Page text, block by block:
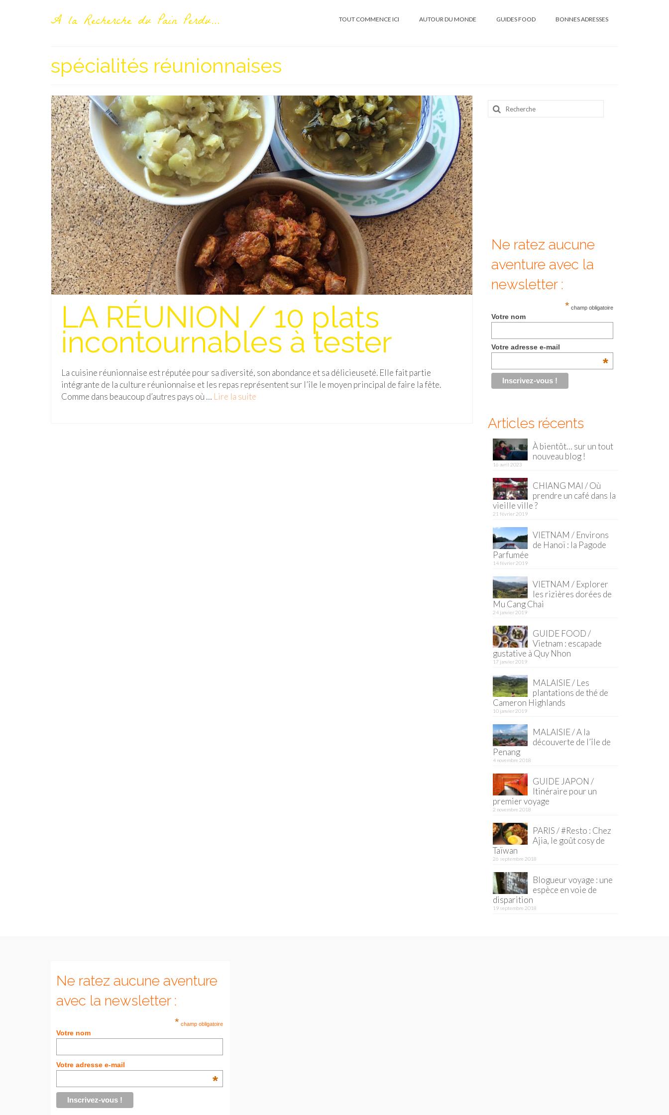
A la Recherche du Pain Perdu... TOUT COMMENCE ICI AUTOUR DU MONDE GUIDES FOOD BONNES ADRESSES
spécialités réunionnaises
LA RÉUNION / 10 plats
incontournables à tester
La cuisine réunionnaise est réputée pour sa diversité, son abondance et sa délicieuseté. Elle fait partie
intégrante de la culture réunionnaise et les repas représentent sur l’île le moyen principal de faire la fête.
Comme dans beaucoup d’autres pays où … Lire la suite­­
Rechercher
:
Ne ratez aucune
aventure avec la
newsletter :
* champ obligatoire
Votre nom
Votre adresse e-mail
*
Articles récents
À bientôt… sur un tout
nouveau blog !
16 avril 2023
CHIANG MAI / Où
prendre un café dans la
vieille ville ?
21 février 2019
VIETNAM / Environs
de Hanoï : la Pagode
Parfumée
14 février 2019
VIETNAM / Explorer
les rizières dorées de
Mu Cang Chai
24 janvier 2019
GUIDE FOOD /
Vietnam : escapade
gustative à Quy Nhon
17 janvier 2019
MALAISIE / Les
plantations de thé de
Cameron Highlands
10 janvier 2019
MALAISIE / A la
découverte de l’île de
Penang
4 novembre 2018
GUIDE JAPON /
Itinéraire pour un
premier voyage
2 novembre 2018
PARIS / #Resto : Chez
Ajia, le goût cosy de
Taïwan
26 septembre 2018
Blogueur voyage : une
espèce en voie de
disparition
19 septembre 2018
Ne ratez aucune aventure
avec la newsletter :
* champ obligatoire
Votre nom
Votre adresse e-mail
*